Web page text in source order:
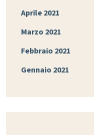
Aprile 2021
Marzo 2021
Febbraio 2021
Gennaio 2021